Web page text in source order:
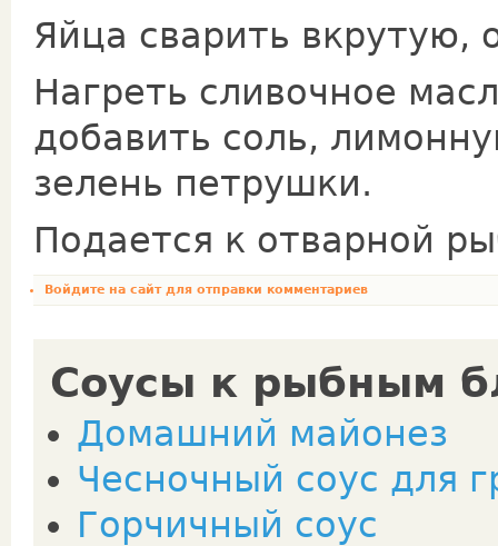
Яйца сварить вкрутую,
Нагреть сливочное
добавить соль,
зелень петрушки.
Подается к отварной
Войдите на сайтдля отправки комментариев
Соусы к рыбным
Домашний майонез
Чесночный соус для
Горчичный соус